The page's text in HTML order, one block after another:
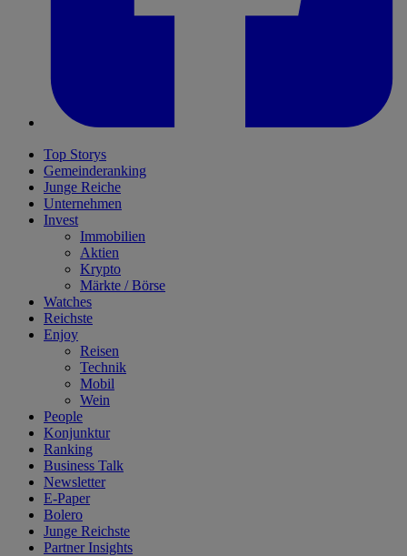
Top Storys
Gemeinderanking
Junge Reiche
Unternehmen
Invest
Immobilien
Aktien
Krypto
Märkte / Börse
Watches
Reichste
Enjoy
Reisen
Technik
Mobil
Wein
People
Konjunktur
Ranking
Business Talk
Newsletter
E-Paper
Bolero
Junge Reichste
Partner Insights